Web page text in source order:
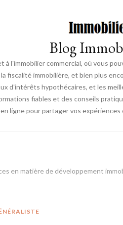
Blog
à l'immobilier commercial, où vous
fiscalité immobilière, et bien plus
d'intérêts hypothécaires, et les
fiables et des conseils
ligne pour partager vos
en matière de développement